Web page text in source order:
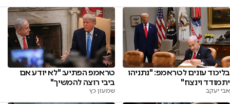
בליכוד עונים לטראמפ: "נתניהו
יתמודד וינצח"
אבי יעקב
טראמפ הפתיע: "לא יודע אם
ביבי רוצה להמשיך"
שמעון כץ